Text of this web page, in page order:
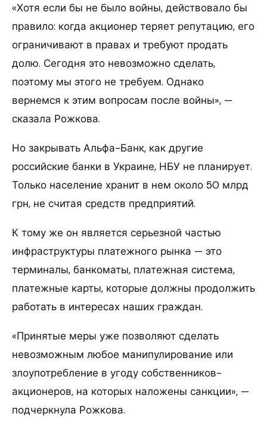
«Хотя если бы не было войны, действовало бы
правило: когда акционер теряет репутацию, его
ограничивают в правах и требуют продать
долю. Сегодня это невозможно сделать,
поэтому мы этого не требуем. Однако
вернемся к этим вопросам после войны», —
сказала Рожкова.
Но закрывать Альфа-Банк, как другие
российские банки в Украине, НБУ не планирует.
Только население хранит в нем около 50 млрд
грн, не считая средств предприятий.
К тому же он является серьезной частью
инфраструктуры платежного рынка — это
терминалы, банкоматы, платежная система,
платежные карты, которые должны продолжить
работать в интересах наших граждан.
«Принятые меры уже позволяют сделать
невозможным любое манипулирование или
злоупотребление в угоду собственников-
акционеров, на которых наложены санкции», —
подчеркнула Рожкова.